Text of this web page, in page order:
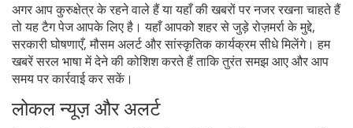
अगर आप कुरुक्षेत्र के रहने वाले हैं या यहाँ की खबरों पर नजर रखना चाहते हैं
तो यह टैग पेज आपके लिए है। यहाँ आपको शहर से जुड़े रोज़मर्रा के मुद्दे,
सरकारी घोषणाएँ, मौसम अलर्ट और सांस्कृतिक कार्यक्रम सीधे मिलेंगे। हम
खबरें सरल भाषा में देने की कोशिश करते हैं ताकि तुरंत समझ आए और आप
समय पर कार्रवाई कर सकें।
लोकल न्यूज़ और अलर्ट